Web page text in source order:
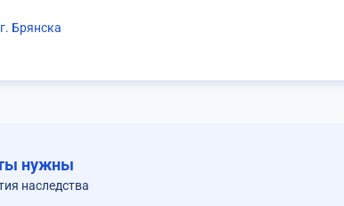
Брянска
нужны
наследства